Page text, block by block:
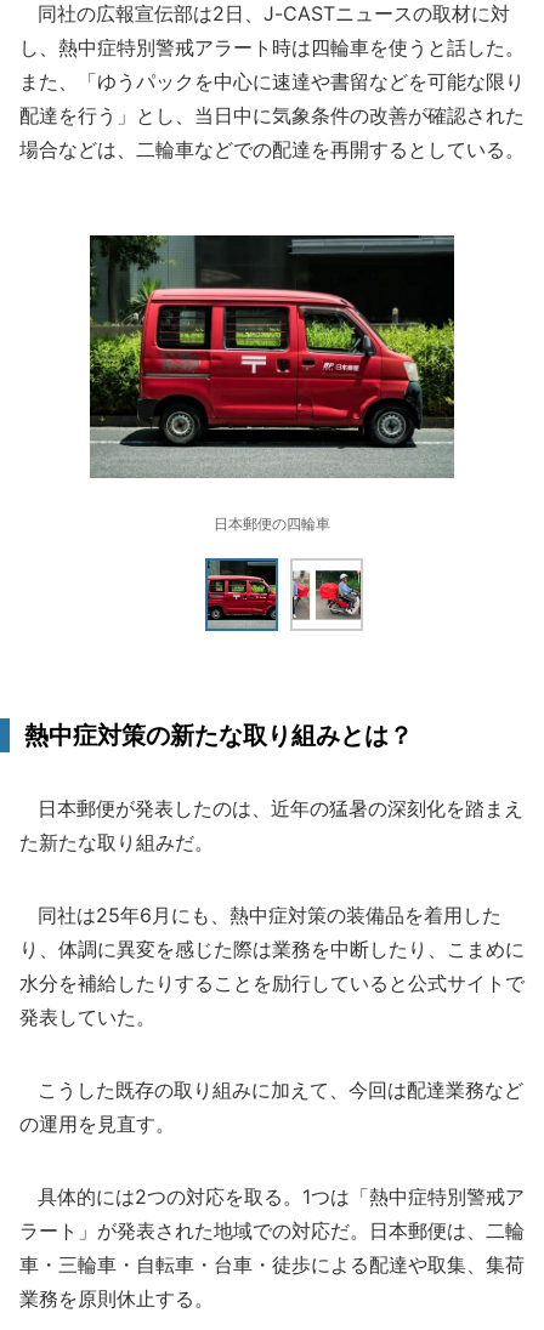
同社の広報宣伝部は2日、J-CASTニュースの取材に対
し、熱中症特別警戒アラート時は四輪車を使うと話した。
また、「ゆうパックを中心に速達や書留などを可能な限り
配達を行う」とし、当日中に気象条件の改善が確認された
場合などは、二輪車などでの配達を再開するとしている。
日本郵便の四輪車
熱中症対策の新たな取り組みとは？
日本郵便が発表したのは、近年の猛暑の深刻化を踏まえ
た新たな取り組みだ。
同社は25年6月にも、熱中症対策の装備品を着用した
り、体調に異変を感じた際は業務を中断したり、こまめに
水分を補給したりすることを励行していると公式サイトで
発表していた。
こうした既存の取り組みに加えて、今回は配達業務など
の運用を見直す。
具体的には2つの対応を取る。1つは「熱中症特別警戒ア
ラート」が発表された地域での対応だ。日本郵便は、二輪
車・三輪車・自転車・台車・徒歩による配達や取集、集荷
業務を原則休止する。